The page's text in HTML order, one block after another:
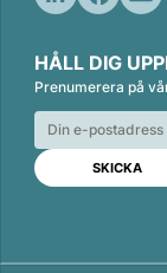
n
k
e
d
n
c
e
b
o
o
k
a
i
l
HÅLL DIG
Prenumerera på